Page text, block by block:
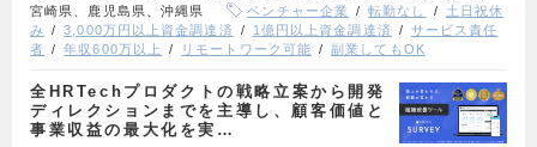
宮崎県、鹿児島県、沖縄県
ベンチャー企業 転勤なし
土日祝休
み
3,000万円以上資金調達済 1億円以上資金調達済
サービス責任
者
年収600万以上 リモートワーク可能 副業してもOK
全HRTechプロダクトの戦略立案から開発
ディレクションまでを主導し、顧客価値と
事業収益の最大化を実…